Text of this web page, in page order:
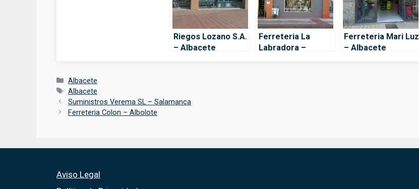
Riegos Lozano S.A.
– Albacete
Ferreteria La
Labradora –
Ferreteria Mari Luz
– Albacete
Categorías
Albacete
Etiquetas
Albacete
Suministros Verema SL – Salamanca
Ferreteria Colon – Albolote
Aviso Legal